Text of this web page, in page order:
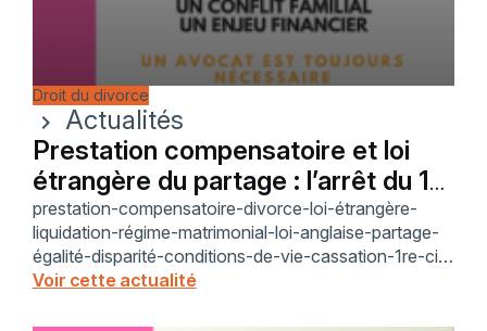
Droit du divorce
chevron_right
Actualités
Prestation compensatoire et loi
étrangère du partage : l’arrêt du 10
déc. 2025
prestation-compensatoire-divorce-loi-étrangère-
liquidation-régime-matrimonial-loi-anglaise-partage-
égalité-disparité-conditions-de-vie-cassation-1re-civ-
23-22-356-article-270-article-271-conflit-de-lois-
Voir cette actualité